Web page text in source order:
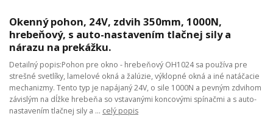
Okenný pohon, 24V, zdvih 350mm, 1000N,
hrebeňový, s auto-nastavením tlačnej sily a
nárazu na prekážku.
Detailný popis:Pohon pre okno - hrebeňový OH1024 sa používa pre
strešné svetlíky, lamelové okná a žalúzie, výklopné okná a iné natáčacie
mechanizmy. Tento typ je napájaný 24V, o sile 1000N a pevným zdvihom
závislým na dĺžke hrebeňa so vstavanými koncovými spínačmi a s auto-
nastavením tlačnej sily a ... celý popis